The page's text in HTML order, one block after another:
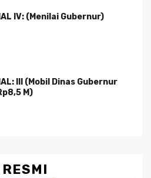
IV: (Menilai Gubernur)
III (Mobil Dinas Gubernur
M)